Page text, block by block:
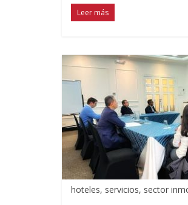
Leer más
hoteles, servicios, sector